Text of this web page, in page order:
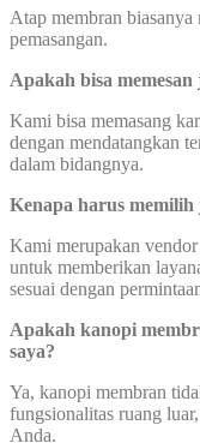
Atap membran
pemasangan.
Apakah bisa memesan
Kami bisa memasang
dengan mendatangkan
dalam bidangnya.
Kenapa harus memilih
Kami merupakan
untuk memberikan
sesuai dengan
Apakah kanopi
saya?
Ya, kanopi membran
fungsionalitas ruang
Anda.